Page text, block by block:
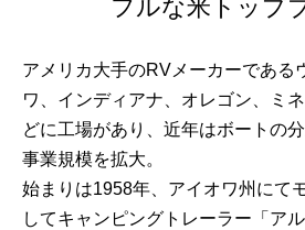
フルな米トップ
アメリカ大手のRVメーカーである
ワ、インディアナ、オレゴン、ミ
どに工場があり、近年はボートの
事業規模を拡大。
始まりは1958年、アイオワ州にて
してキャンピングトレーラー「ア